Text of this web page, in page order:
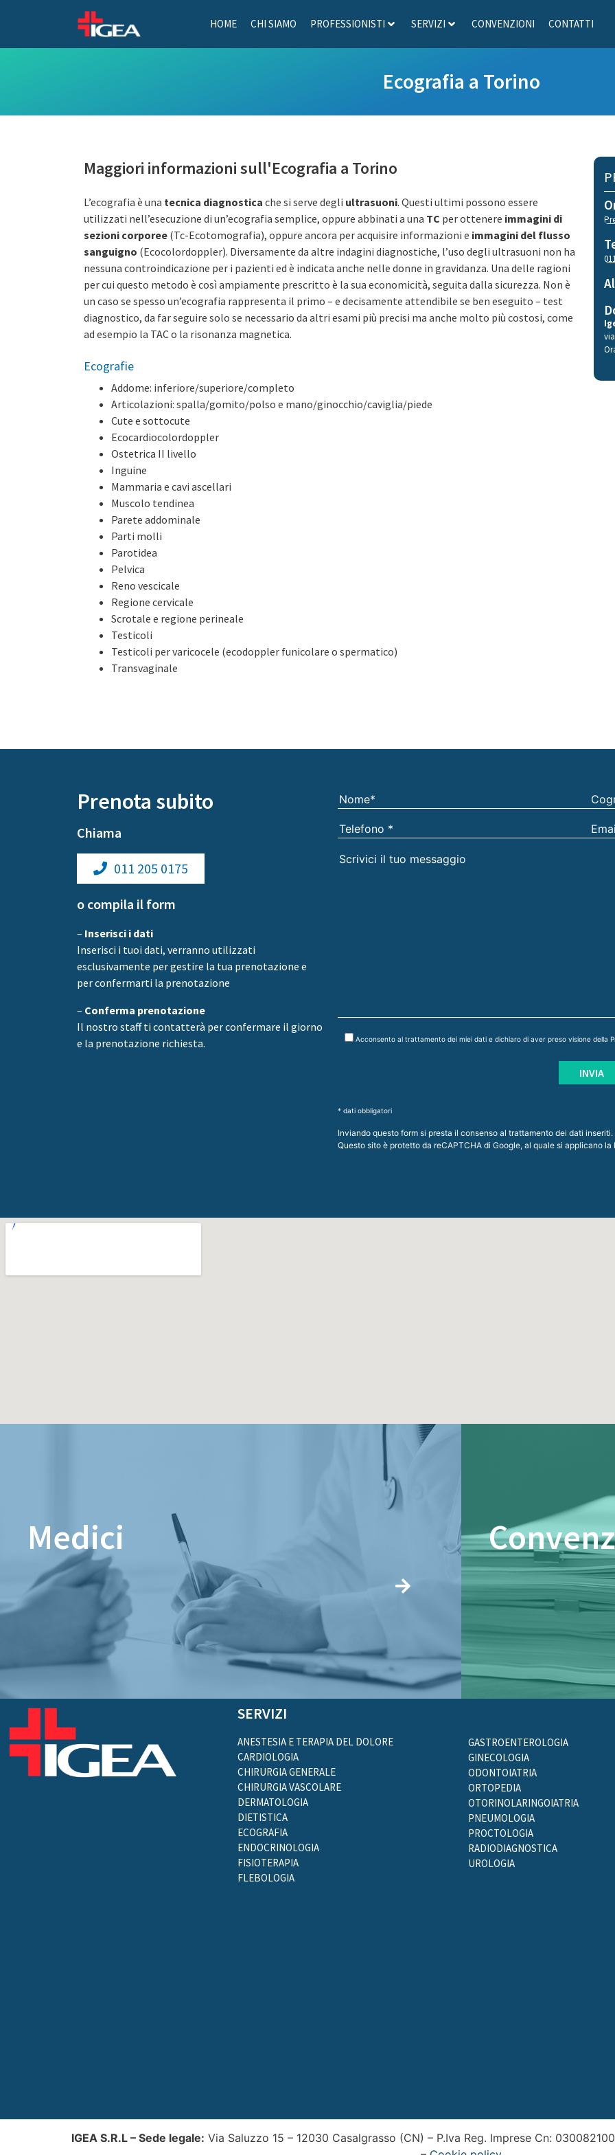
HOME CHI SIAMO PROFESSIONISTI SERVIZI CONVENZIONI CONTATTI
Ecografia a Torino
Maggiori informazioni sull'Ecografia a Torino
L’ecografia è una tecnica diagnostica che si serve degli ultrasuoni. Questi ultimi possono essere
utilizzati nell’esecuzione di un’ecografia semplice, oppure abbinati a una TC per ottenere immagini di
sezioni corporee (Tc-Ecotomografia), oppure ancora per acquisire informazioni e immagini del flusso
sanguigno (Ecocolordoppler). Diversamente da altre indagini diagnostiche, l’uso degli ultrasuoni non ha
nessuna controindicazione per i pazienti ed è indicata anche nelle donne in gravidanza. Una delle ragioni
per cui questo metodo è così ampiamente prescritto è la sua economicità, seguita dalla sicurezza. Non è
un caso se spesso un’ecografia rappresenta il primo – e decisamente attendibile se ben eseguito – test
diagnostico, da far seguire solo se necessario da altri esami più precisi ma anche molto più costosi, come
ad esempio la TAC o la risonanza magnetica.
Ecografie
Addome: inferiore/superiore/completo
Articolazioni: spalla/gomito/polso e mano/ginocchio/caviglia/piede
Cute e sottocute
Ecocardiocolordoppler
Ostetrica II livello
Inguine
Mammaria e cavi ascellari
Muscolo tendinea
Parete addominale
Parti molli
Parotidea
Pelvica
Reno vescicale
Regione cervicale
Scrotale e regione perineale
Testicoli
Testicoli per varicocele (ecodoppler funicolare o spermatico)
Transvaginale
Prenota subito
Chiama
011 205 0175
o compila il form
– Inserisci i dati
Inserisci i tuoi dati, verranno utilizzati
esclusivamente per gestire la tua prenotazione e
per confermarti la prenotazione
– Conferma prenotazione
Il nostro staff ti contatterà per confermare il giorno
e la prenotazione richiesta.
Acconsento al trattamento dei miei dati e dichiaro di aver preso visione della
* dati obbligatori
Inviando questo form si presta il consenso al trattamento dei dati inseriti.
Questo sito è protetto da reCAPTCHA di Google, al quale si applicano la
Medici
SERVIZI
ANESTESIA E TERAPIA DEL DOLORE
CARDIOLOGIA
CHIRURGIA GENERALE
CHIRURGIA VASCOLARE
DERMATOLOGIA
DIETISTICA
ECOGRAFIA
ENDOCRINOLOGIA
FISIOTERAPIA
FLEBOLOGIA
GASTROENTEROLOGIA
GINECOLOGIA
ODONTOIATRIA
ORTOPEDIA
OTORINOLARINGOIATRIA
PNEUMOLOGIA
PROCTOLOGIA
RADIODIAGNOSTICA
UROLOGIA
IGEA S.R.L – Sede legale: Via Saluzzo 15 – 12030 Casalgrasso (CN) – P.Iva Reg. Imprese Cn: